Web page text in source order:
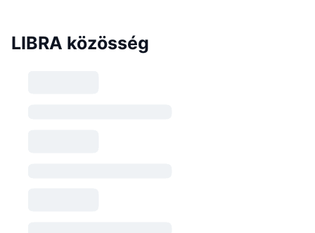
LIBRA közösség